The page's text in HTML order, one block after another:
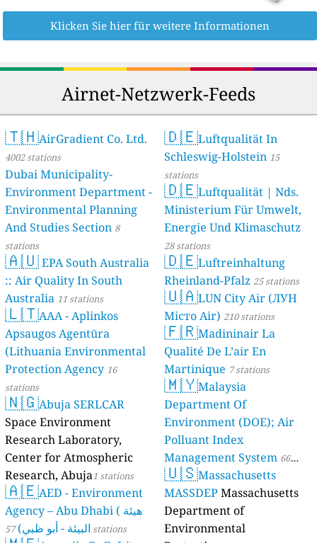
Klicken Sie hier für weitere Informationen
Airnet-Netzwerk-Feeds
🇹🇭AirGradient Co. Ltd.
4002 stations
Dubai Municipality-
Environment Department -
Environmental Planning
And Studies Section 8
stations
🇦🇺EPA South Australia
:: Air Quality In South
Australia 11 stations
🇱🇹AAA - Aplinkos
Apsaugos Agentūra
(Lithuania Environmental
Protection Agency 16
stations
🇳🇬Abuja SERLCAR
Space Environment
Research Laboratory,
Center for Atmospheric
Research, Abuja1 stations
🇦🇪AED - Environment
Agency – Abu Dhabi ( هيئة
البيئة - أبو ظبي) 57 stations
🇩🇪Luftqualität In
Schleswig-Holstein 15
stations
🇩🇪Luftqualität | Nds.
Ministerium Für Umwelt,
Energie Und Klimaschutz
28 stations
🇩🇪Luftreinhaltung
Rheinland-Pfalz 25 stations
🇺🇦LUN City Air (ЛУН
Місто Air) 210 stations
🇫🇷Madininair La
Qualité De L’air En
Martinique 7 stations
🇲🇾Malaysia
Department Of
Environment (DOE); Air
Polluant Index
Management System 66
stations
🇺🇸Massachusetts
MASSDEP Massachusetts
Department of
Environmental